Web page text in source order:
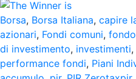
Borsa, Borsa Italiana, capire
azionari, Fondi comuni, fondo
di investimento, investimenti,
performance fondi, Piani